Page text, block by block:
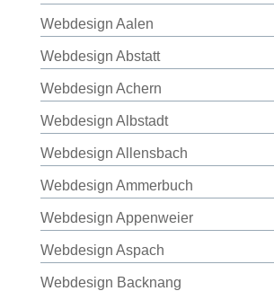
Webdesign Aalen
Webdesign Abstatt
Webdesign Achern
Webdesign Albstadt
Webdesign Allensbach
Webdesign Ammerbuch
Webdesign Appenweier
Webdesign Aspach
Webdesign Backnang